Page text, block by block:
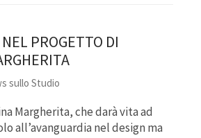
PROGETTO DI
sullo Studio
Margherita, che darà vita ad
all’avanguardia nel design ma